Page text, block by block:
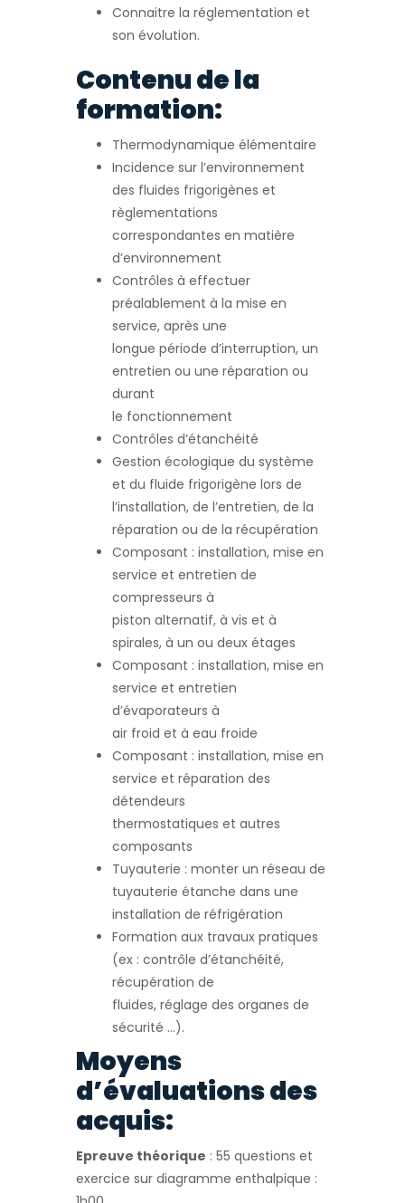
Connaitre la réglementation et
son évolution.
Contenu de la
formation:
Thermodynamique élémentaire
Incidence sur l’environnement
des fluides frigorigènes et
règlementations
correspondantes en matière
d’environnement
Contrôles à effectuer
préalablement à la mise en
service, après une
longue période d’interruption, un
entretien ou une réparation ou
durant
le fonctionnement
Contrôles d’étanchéité
Gestion écologique du système
et du fluide frigorigène lors de
l’installation, de l’entretien, de la
réparation ou de la récupération
Composant : installation, mise en
service et entretien de
compresseurs à
piston alternatif, à vis et à
spirales, à un ou deux étages
Composant : installation, mise en
service et entretien
d’évaporateurs à
air froid et à eau froide
Composant : installation, mise en
service et réparation des
détendeurs
thermostatiques et autres
composants
Tuyauterie : monter un réseau de
tuyauterie étanche dans une
installation de réfrigération
Formation aux travaux pratiques
(ex : contrôle d’étanchéité,
récupération de
fluides, réglage des organes de
sécurité …).
Moyens
d’évaluations des
acquis:
Epreuve théorique : 55 questions et
exercice sur diagramme enthalpique :